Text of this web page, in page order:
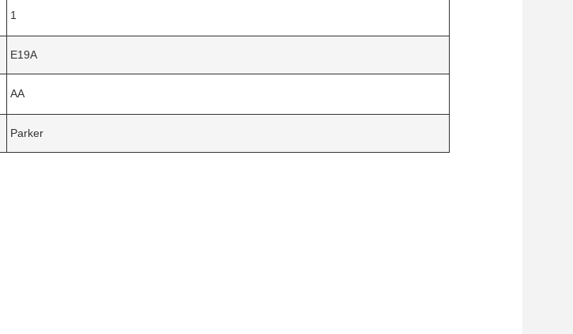
1
E19A
AA
Parker